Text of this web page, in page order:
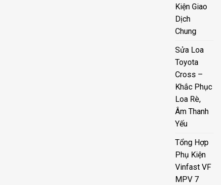
Kiện Giao
Dịch
Chung
Sửa Loa
Toyota
Cross –
Khắc Phục
Loa Rè,
Âm Thanh
Yếu
Tổng Hợp
Phụ Kiện
Vinfast VF
MPV 7